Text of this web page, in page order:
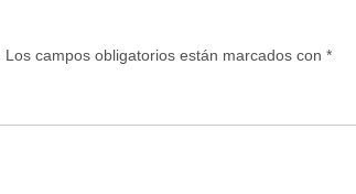
Los campos obligatorios están marcados con *